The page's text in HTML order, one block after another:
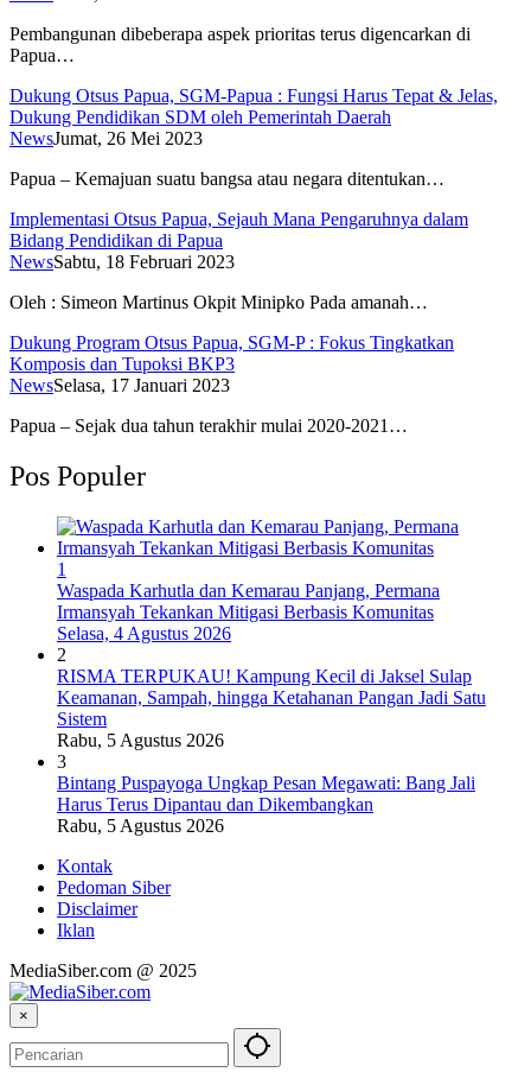
Pembangunan dibeberapa aspek prioritas terus digencarkan di
Papua…
Dukung Otsus Papua, SGM-Papua : Fungsi Harus Tepat & Jelas,
Dukung Pendidikan SDM oleh Pemerintah Daerah
NewsJumat, 26 Mei 2023
Papua – Kemajuan suatu bangsa atau negara ditentukan…
Implementasi Otsus Papua, Sejauh Mana Pengaruhnya dalam
Bidang Pendidikan di Papua
NewsSabtu, 18 Februari 2023
Oleh : Simeon Martinus Okpit Minipko Pada amanah…
Dukung Program Otsus Papua, SGM-P : Fokus Tingkatkan
Komposis dan Tupoksi BKP3
NewsSelasa, 17 Januari 2023
Papua – Sejak dua tahun terakhir mulai 2020-2021…
Pos Populer
1
Waspada Karhutla dan Kemarau Panjang, Permana
Irmansyah Tekankan Mitigasi Berbasis Komunitas
Selasa, 4 Agustus 2026
2
RISMA TERPUKAU! Kampung Kecil di Jaksel Sulap
Keamanan, Sampah, hingga Ketahanan Pangan Jadi Satu
Sistem
Rabu, 5 Agustus 2026
3
Bintang Puspayoga Ungkap Pesan Megawati: Bang Jali
Harus Terus Dipantau dan Dikembangkan
Rabu, 5 Agustus 2026
Kontak
Pedoman Siber
Disclaimer
Iklan
MediaSiber.com @ 2025
×